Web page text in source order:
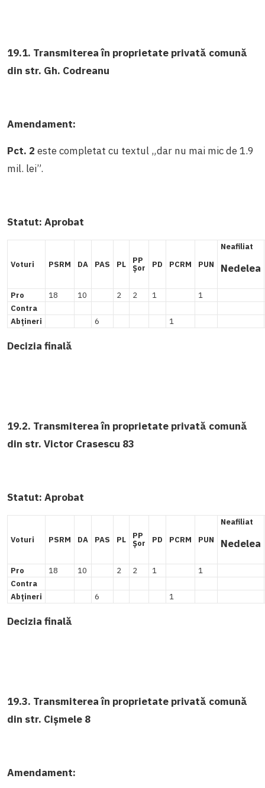
19.1. Transmiterea în proprietate privată comună
din str. Gh. Codreanu
Amendament:
Pct. 2 este completat cu textul „dar nu mai mic de 1.9
mil. lei”.
Statut: Aprobat
Voturi PSRM DA PAS PL PP
Șor PD PCRM PUN
Neafiliat
Nedelea
Pro 18 10 2 2 1
1
Contra
Abțineri
6 1
Decizia finală
19.2. Transmiterea în proprietate privată comună
din str. Victor Crasescu 83
Statut: Aprobat
Voturi PSRM DA PAS PL PP
Șor PD PCRM PUN
Neafiliat
Nedelea
Pro 18 10 2 2 1
1
Contra
Abțineri
6 1
Decizia finală
19.3. Transmiterea în proprietate privată comună
din str. Cișmele 8
Amendament: